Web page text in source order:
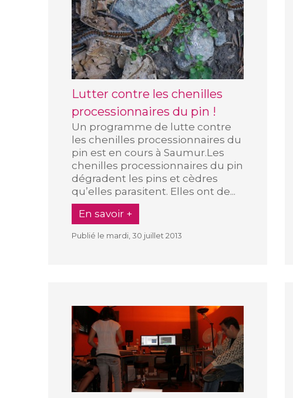
Lutter contre les chenilles
processionnaires du pin !
Un programme de lutte contre
les chenilles processionnaires du
pin est en cours à Saumur.Les
chenilles processionnaires du pin
dégradent les pins et cèdres
qu’elles parasitent. Elles ont de...
En savoir +
Publié le mardi, 30 juillet 2013